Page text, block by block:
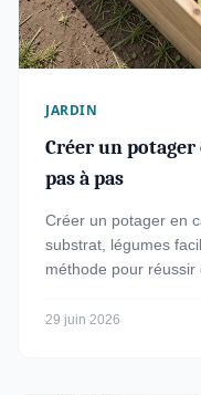
JARDIN
Créer un
pas à pas
Créer un potager en
substrat, légumes
méthode pour réussir
29 juin 2026